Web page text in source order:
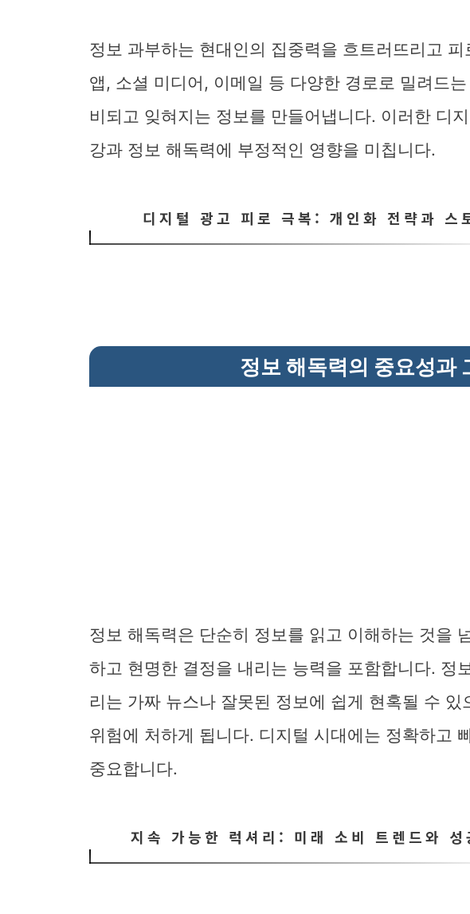
정보 과부하는 현대인의 집중력을 흐트러뜨리고
앱, 소셜 미디어, 이메일 등 다양한 경로로 밀려드
비되고 잊혀지는 정보를 만들어냅니다. 이러한 디
강과 정보 해독력에 부정적인 영향을 미칩니다.
디지털 광고 피로 극복: 개인화 전략과 스
정보 해독력의 중요성과
정보 해독력은 단순히 정보를 읽고 이해하는 것을
하고 현명한 결정을 내리는 능력을 포함합니다. 정
리는 가짜 뉴스나 잘못된 정보에 쉽게 현혹될 수
위험에 처하게 됩니다. 디지털 시대에는 정확하고
중요합니다.
지속 가능한 럭셔리: 미래 소비 트렌드와 성